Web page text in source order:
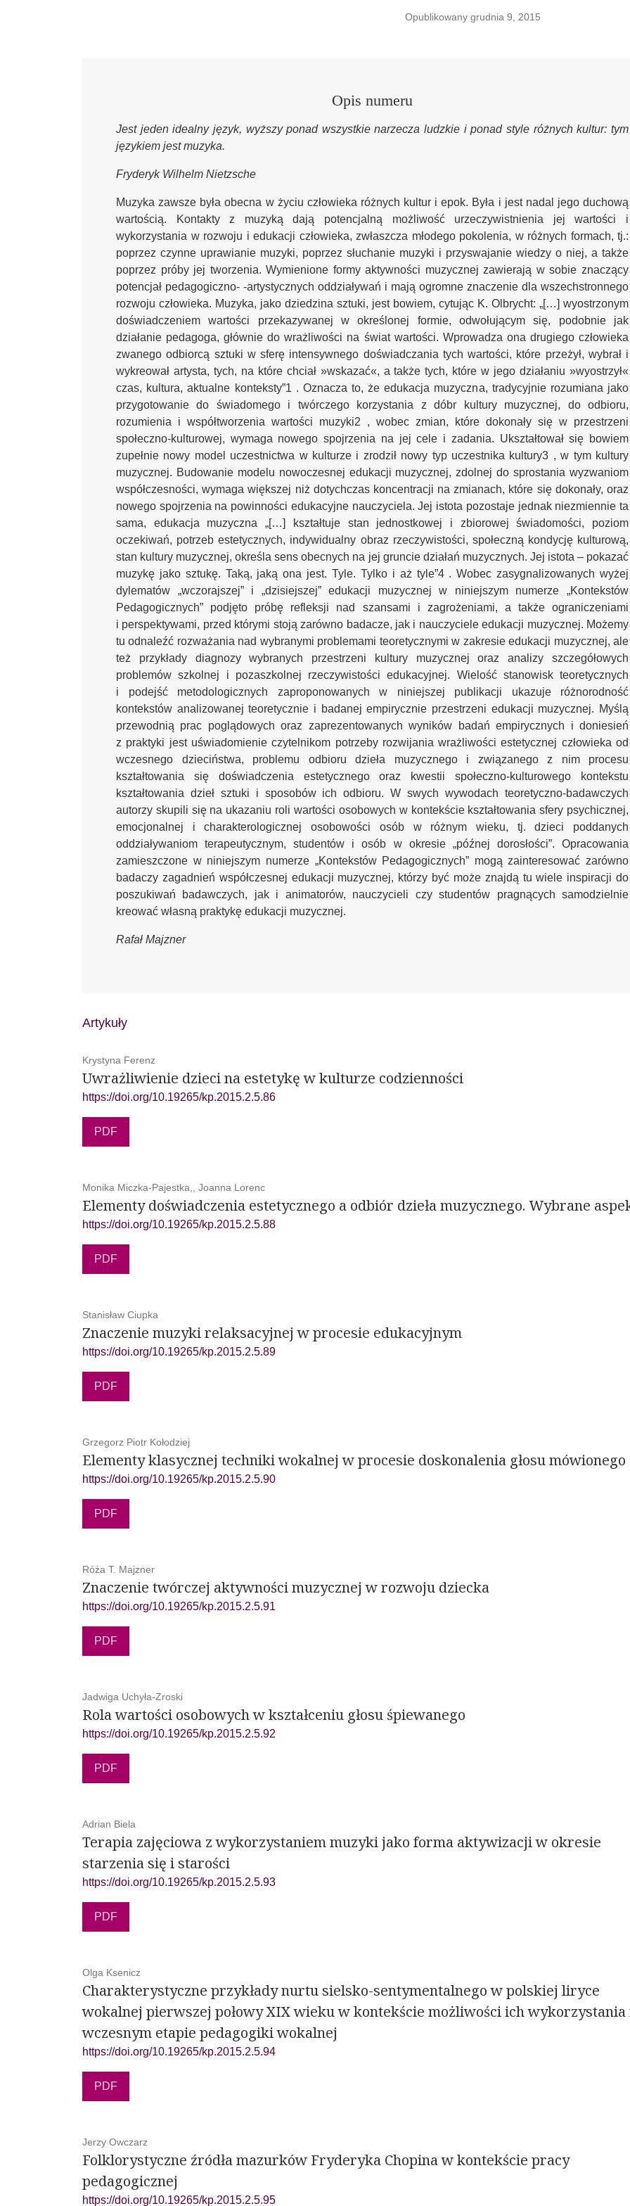
Opublikowany grudnia 9, 2015
Opis numeru
Jest jeden idealny język, wyższy ponad wszystkie narzecza ludzkie i ponad style różnych kultur: tym
językiem jest muzyka.
Fryderyk Wilhelm Nietzsche
Muzyka zawsze była obecna w życiu człowieka różnych kultur i epok. Była i jest nadal jego duchową
wartością. Kontakty z muzyką dają potencjalną możliwość urzeczywistnienia jej wartości i
wykorzystania w rozwoju i edukacji człowieka, zwłaszcza młodego pokolenia, w różnych formach, tj.:
poprzez czynne uprawianie muzyki, poprzez słuchanie muzyki i przyswajanie wiedzy o niej, a także
poprzez próby jej tworzenia. Wymienione formy aktywności muzycznej zawierają w sobie znaczący
potencjał pedagogiczno- -artystycznych oddziaływań i mają ogromne znaczenie dla wszechstronnego
rozwoju człowieka. Muzyka, jako dziedzina sztuki, jest bowiem, cytując K. Olbrycht: „[…] wyostrzonym
doświadczeniem wartości przekazywanej w określonej formie, odwołującym się, podobnie jak
działanie pedagoga, głównie do wrażliwości na świat wartości. Wprowadza ona drugiego człowieka
zwanego odbiorcą sztuki w sferę intensywnego doświadczania tych wartości, które przeżył, wybrał i
wykreował artysta, tych, na które chciał »wskazać«, a także tych, które w jego działaniu »wyostrzył«
czas, kultura, aktualne konteksty”1 . Oznacza to, że edukacja muzyczna, tradycyjnie rozumiana jako
przygotowanie do świadomego i twórczego korzystania z dóbr kultury muzycznej, do odbioru,
rozumienia i współtworzenia wartości muzyki2 , wobec zmian, które dokonały się w przestrzeni
społeczno-kulturowej, wymaga nowego spojrzenia na jej cele i zadania. Ukształtował się bowiem
zupełnie nowy model uczestnictwa w kulturze i zrodził nowy typ uczestnika kultury3 , w tym kultury
muzycznej. Budowanie modelu nowoczesnej edukacji muzycznej, zdolnej do sprostania wyzwaniom
współczesności, wymaga większej niż dotychczas koncentracji na zmianach, które się dokonały, oraz
nowego spojrzenia na powinności edukacyjne nauczyciela. Jej istota pozostaje jednak niezmiennie ta
sama, edukacja muzyczna „[…] kształtuje stan jednostkowej i zbiorowej świadomości, poziom
oczekiwań, potrzeb estetycznych, indywidualny obraz rzeczywistości, społeczną kondycję kulturową,
stan kultury muzycznej, określa sens obecnych na jej gruncie działań muzycznych. Jej istota – pokazać
muzykę jako sztukę. Taką, jaką ona jest. Tyle. Tylko i aż tyle”4 . Wobec zasygnalizowanych wyżej
dylematów „wczorajszej” i „dzisiejszej” edukacji muzycznej w niniejszym numerze „Kontekstów
Pedagogicznych” podjęto próbę refleksji nad szansami i zagrożeniami, a także ograniczeniami
i perspektywami, przed którymi stoją zarówno badacze, jak i nauczyciele edukacji muzycznej. Możemy
tu odnaleźć rozważania nad wybranymi problemami teoretycznymi w zakresie edukacji muzycznej, ale
też przykłady diagnozy wybranych przestrzeni kultury muzycznej oraz analizy szczegółowych
problemów szkolnej i pozaszkolnej rzeczywistości edukacyjnej. Wielość stanowisk teoretycznych
i podejść metodologicznych zaproponowanych w niniejszej publikacji ukazuje różnorodność
kontekstów analizowanej teoretycznie i badanej empirycznie przestrzeni edukacji muzycznej. Myślą
przewodnią prac poglądowych oraz zaprezentowanych wyników badań empirycznych i doniesień
z praktyki jest uświadomienie czytelnikom potrzeby rozwijania wrażliwości estetycznej człowieka od
wczesnego dzieciństwa, problemu odbioru dzieła muzycznego i związanego z nim procesu
kształtowania się doświadczenia estetycznego oraz kwestii społeczno-kulturowego kontekstu
kształtowania dzieł sztuki i sposobów ich odbioru. W swych wywodach teoretyczno-badawczych
autorzy skupili się na ukazaniu roli wartości osobowych w kontekście kształtowania sfery psychicznej,
emocjonalnej i charakterologicznej osobowości osób w różnym wieku, tj. dzieci poddanych
oddziaływaniom terapeutycznym, studentów i osób w okresie „późnej dorosłości”. Opracowania
zamieszczone w niniejszym numerze „Kontekstów Pedagogicznych” mogą zainteresować zarówno
badaczy zagadnień współczesnej edukacji muzycznej, którzy być może znajdą tu wiele inspiracji do
poszukiwań badawczych, jak i animatorów, nauczycieli czy studentów pragnących samodzielnie
kreować własną praktykę edukacji muzycznej.
Rafał Majzner
Artykuły
Krystyna Ferenz
Uwrażliwienie dzieci na estetykę w kulturze codzienności
https://doi.org/10.19265/kp.2015.2.5.86
PDF
Monika Miczka-Pajestka,, Joanna Lorenc
Elementy doświadczenia estetycznego a odbiór dzieła muzycznego. Wybrane
https://doi.org/10.19265/kp.2015.2.5.88
PDF
Stanisław Ciupka
Znaczenie muzyki relaksacyjnej w procesie edukacyjnym
https://doi.org/10.19265/kp.2015.2.5.89
PDF
Grzegorz Piotr Kołodziej
Elementy klasycznej techniki wokalnej w procesie doskonalenia głosu mówionego
https://doi.org/10.19265/kp.2015.2.5.90
PDF
Róża T. Majzner
Znaczenie twórczej aktywności muzycznej w rozwoju dziecka
https://doi.org/10.19265/kp.2015.2.5.91
PDF
Jadwiga Uchyła-Zroski
Rola wartości osobowych w kształceniu głosu śpiewanego
https://doi.org/10.19265/kp.2015.2.5.92
PDF
Adrian Biela
Terapia zajęciowa z wykorzystaniem muzyki jako forma aktywizacji w okresie
starzenia się i starości
https://doi.org/10.19265/kp.2015.2.5.93
PDF
Olga Ksenicz
Charakterystyczne przykłady nurtu sielsko-sentymentalnego w polskiej liryce
wokalnej pierwszej połowy XIX wieku w kontekście możliwości ich wykorzystania
wczesnym etapie pedagogiki wokalnej
https://doi.org/10.19265/kp.2015.2.5.94
PDF
Jerzy Owczarz
Folklorystyczne źródła mazurków Fryderyka Chopina w kontekście pracy
pedagogicznej
https://doi.org/10.19265/kp.2015.2.5.95